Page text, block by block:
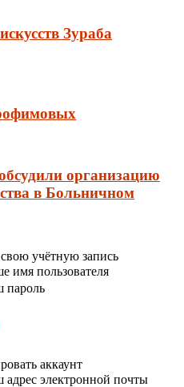
Зураба
организацию
в Больничном
учётную запись
имя пользователя
пароль
аккаунт
адрес электронной почты